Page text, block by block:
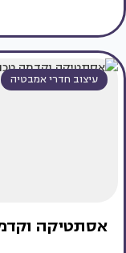
עיצוב חדרי אמבטיה
אסתטיקה